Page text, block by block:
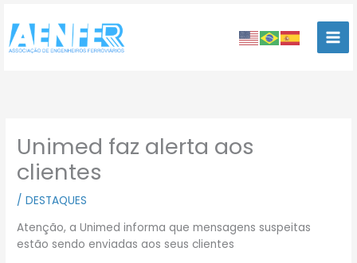
para
conteúdo
Unimed faz alerta aos
clientes
/DESTAQUES
Atenção, a Unimed informa que mensagens suspeitas
estão sendo enviadas aos seus clientes